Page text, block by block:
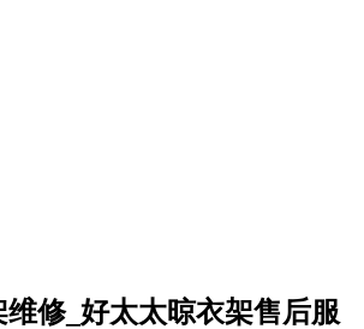
修_好太太晾衣架售后服